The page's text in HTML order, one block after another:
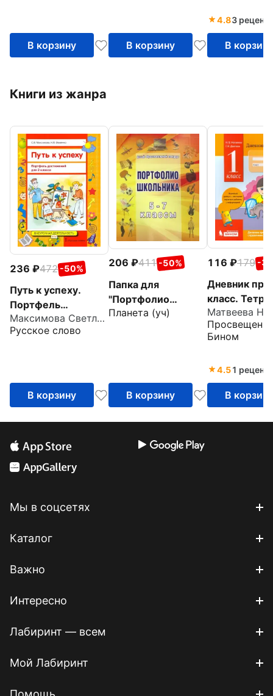
В корзину В корзину
4.83
В корзину
Книги из жанра
236 472 -50%
Путь к успеху.
Портфель
достижений для 2
класса
Максимова Светлана Валентиновна
Русское слово
В корзину
206 411 -50%
Папка для
"Портфолио
школьника" 5-7
Планета (уч)
В корзину
116 179 -
Дневник
класс.
Бином
4.51
В корзину
Мы в соцсетях
Каталог
Важно
Интересно
Лабиринт — всем
Мой Лабиринт